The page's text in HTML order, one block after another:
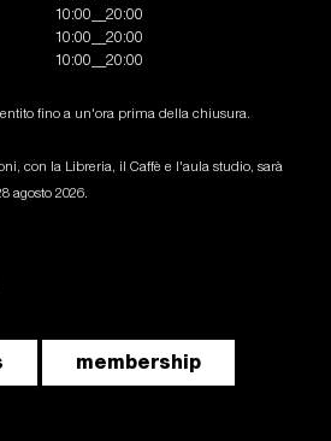
10:00__20:00
10:00__20:00
10:00__20:00
fino a un'ora prima della chiusura.
con la Libreria, il Caffè e l'aula studio, sarà
agosto 2026.
membership